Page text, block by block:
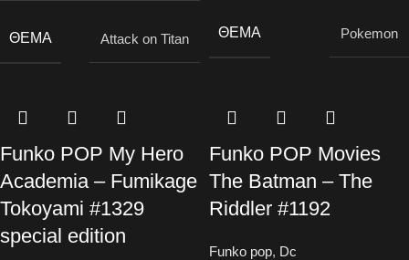
ΘΈΜΑ Attack on Titan ΘΈΜΑ Pokemon
Funko POP My Hero
Academia – Fumikage
Tokoyami #1329
special edition
Funko POP Movies
The Batman – The
Riddler #1192
Funko pop, Dc